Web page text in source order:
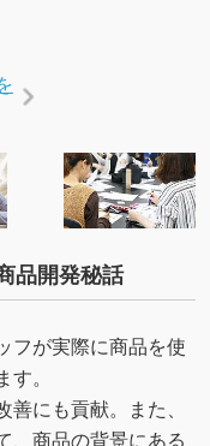
品開発秘話
フが実際に商品を使
。
にも貢献。また、
、商品の背景にある